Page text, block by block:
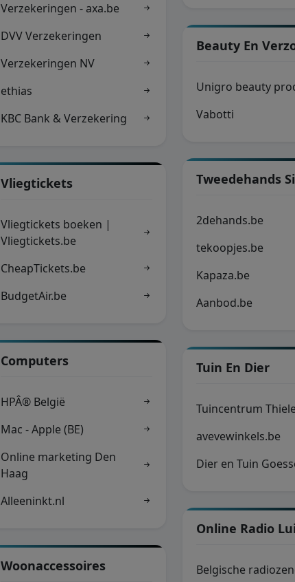
Verzekeringen - axa.be
DVV Verzekeringen
Verzekeringen NV
ethias
KBC Bank & Verzekering
Vliegtickets
Vliegtickets boeken |
Vliegtickets.be
CheapTickets.be
BudgetAir.be
Computers
HPÂ® België
Mac - Apple (BE)
Online marketing Den
Haag
Alleeninkt.nl
Woonaccessoires
Beauty En
Unigro beauty
Vabotti
Tweedehands
2dehands.be
tekoopjes.be
Kapaza.be
Aanbod.be
Tuin En Dier
Tuincentrum
avevewinkels.be
Dier en Tuin
Online Radio
Belgische